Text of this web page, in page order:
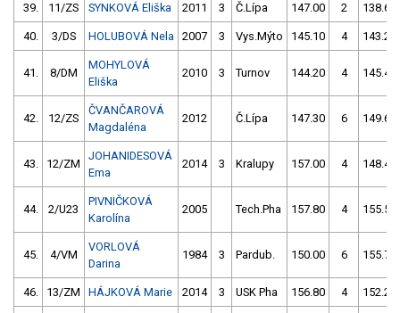
39. 11/ZS SYNKOVÁ Eliška 2011 3 Č.Lípa 147.00 2 138.60
40. 3/DS HOLUBOVÁ Nela 2007 3 Vys.Mýto 145.10 4 143.20
41. 8/DM
MOHYLOVÁ
Eliška
2010 3 Turnov 144.20 4 145.40
42. 12/ZS
ČVANČAROVÁ
Magdaléna
2012 Č.Lípa 147.30 6 149.60
43. 12/ZM
JOHANIDESOVÁ
Ema
2014 3 Kralupy 157.00 4 148.40
44. 2/U23
PIVNIČKOVÁ
Karolína
2005 Tech.Pha 157.80 4 155.50
45. 4/VM
VORLOVÁ
Darina
1984 3 Pardub. 150.00 6 155.70
46. 13/ZM HÁJKOVÁ Marie 2014 3 USK Pha 156.80 4 152.20